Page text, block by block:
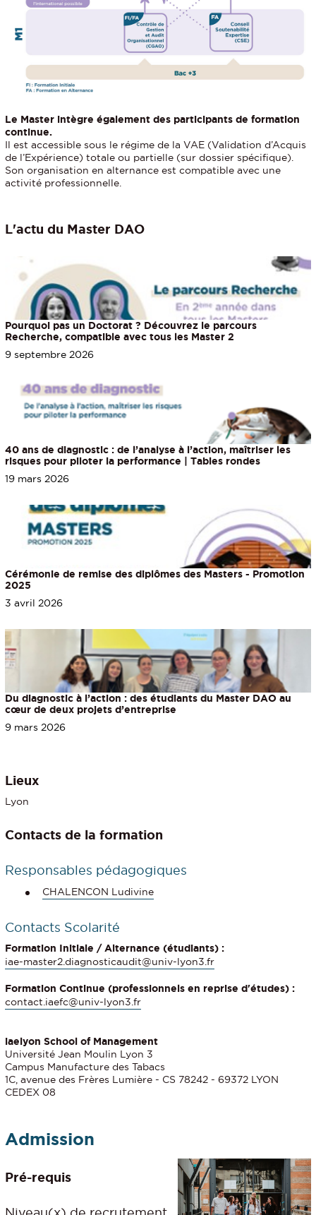
Le Master intègre également des participants de formation
continue.
Il est accessible sous le régime de la VAE (Validation d’Acquis
de l’Expérience) totale ou partielle (sur dossier spécifique).
Son organisation en alternance est compatible avec une
activité professionnelle.
L'actu du Master DAO
Pourquoi pas un Doctorat ? Découvrez le parcours
Recherche, compatible avec tous les Master 2
9 septembre 2026
40 ans de diagnostic : de l’analyse à l’action, maîtriser les
risques pour piloter la performance | Tables rondes
19 mars 2026
Cérémonie de remise des diplômes des Masters - Promotion
2025
3 avril 2026
Du diagnostic à l’action : des étudiants du Master DAO au
cœur de deux projets d’entreprise
9 mars 2026
Lieux
Lyon
Contacts de la formation
Responsables pédagogiques
CHALENCON Ludivine
Contacts Scolarité
Formation Initiale / Alternance (étudiants) :
iae-master2.diagnosticaudit@univ-lyon3.fr
Formation Continue (professionnels en reprise d'études) :
contact.iaefc@univ-lyon3.fr
iaelyon School of Management
Université Jean Moulin Lyon 3
Campus Manufacture des Tabacs
1C, avenue des Frères Lumière - CS 78242 - 69372 LYON
CEDEX 08
Admission
Pré-requis